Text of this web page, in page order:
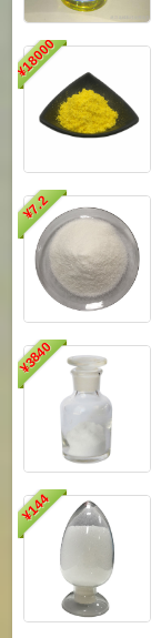
¥
18000
¥
7.2
¥
3840
¥
144